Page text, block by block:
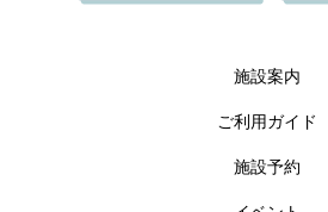
施設案内
ご利用ガイド
施設予約